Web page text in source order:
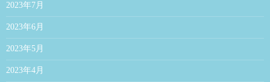
2023年7月
2023年6月
2023年5月
2023年4月